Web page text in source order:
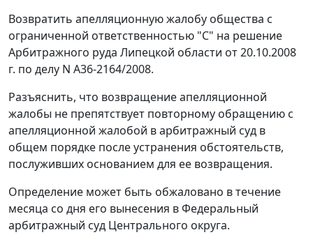
Возвратить апелляционную жалобу общества с
ограниченной ответственностью "С" на решение
Арбитражного руда Липецкой области от 20.10.2008
г. по делу N А36-2164/2008.
Разъяснить, что возвращение апелляционной
жалобы не препятствует повторному обращению с
апелляционной жалобой в арбитражный суд в
общем порядке после устранения обстоятельств,
послуживших основанием для ее возвращения.
Определение может быть обжаловано в течение
месяца со дня его вынесения в Федеральный
арбитражный суд Центрального округа.